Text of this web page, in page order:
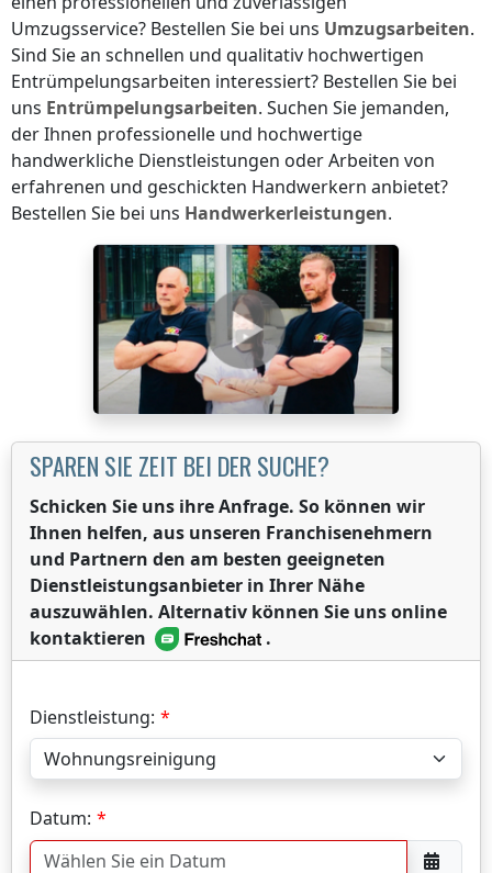
Umzugsservice? Bestellen Sie bei uns Umzugsarbeiten.
Sind Sie an schnellen und qualitativ hochwertigen
Entrümpelungsarbeiten interessiert? Bestellen Sie bei
uns Entrümpelungsarbeiten. Suchen Sie jemanden,
der Ihnen professionelle und hochwertige
handwerkliche Dienstleistungen oder Arbeiten von
erfahrenen und geschickten Handwerkern anbietet?
Bestellen Sie bei uns Handwerkerleistungen.
SPAREN SIE ZEIT BEI DER SUCHE?
Schicken Sie uns ihre Anfrage. So können wir
Ihnen helfen, aus unseren Franchisenehmern
und Partnern den am besten geeigneten
Dienstleistungsanbieter in Ihrer Nähe
auszuwählen. Alternativ können Sie uns online
kontaktieren
.
Dienstleistung:
Datum: